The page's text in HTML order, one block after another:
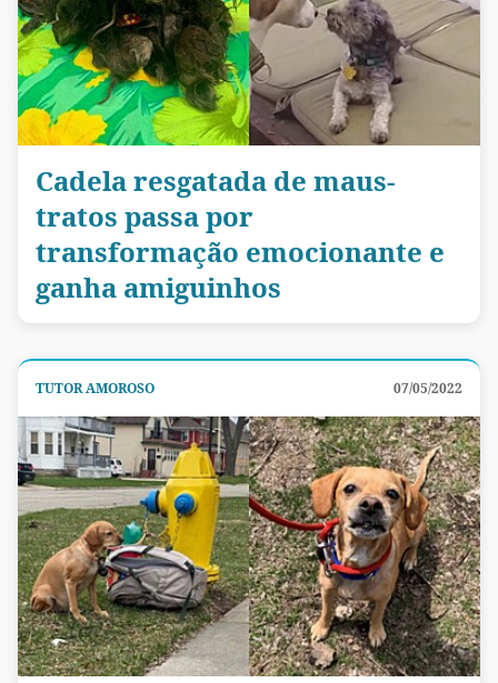
Cadela resgatada de maus-
tratos passa por
transformação emocionante e
ganha amiguinhos
TUTOR AMOROSO 07/05/2022